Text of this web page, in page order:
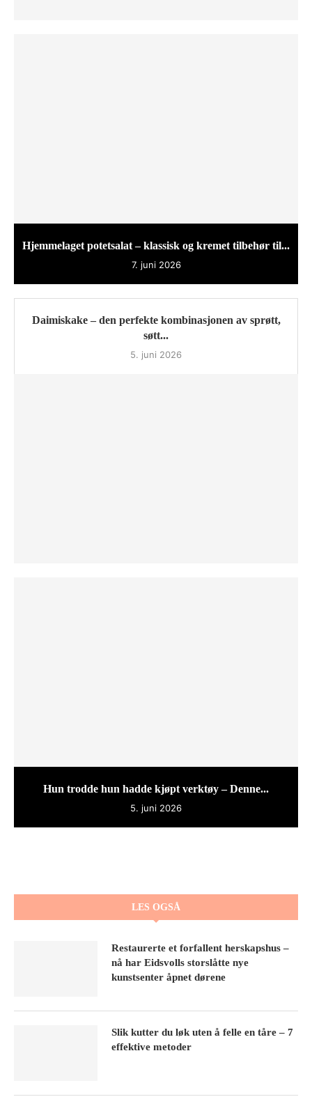
Hjemmelaget potetsalat – klassisk og kremet tilbehør til...
7. juni 2026
Daimiskake – den perfekte kombinasjonen av sprøtt,
søtt...
5. juni 2026
Hun trodde hun hadde kjøpt verktøy – Denne...
5. juni 2026
LES OGSÅ
Restaurerte et forfallent herskapshus –
nå har Eidsvolls storslåtte nye
kunstsenter åpnet dørene
Slik kutter du løk uten å felle en tåre – 7
effektive metoder